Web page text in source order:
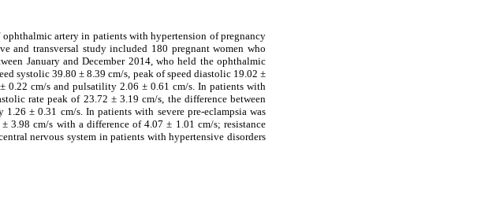
artery in patients with hypertension of pregnancy
and transversal study included 180 pregnant women who
January and December 2014, who held the ophthalmic
systolic 39.80 ± 8.39 cm/s, peak of speed diastolic 19.02 ±
0.22 cm/s and pulsatility 2.06 ± 0.61 cm/s. In patients with
rate peak of 23.72 ± 3.19 cm/s, the difference between
± 0.31 cm/s. In patients with severe pre-eclampsia was
3.98 cm/s with a difference of 4.07 ± 1.01 cm/s; resistance
nervous system in patients with hypertensive disorders